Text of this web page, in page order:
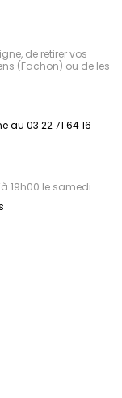
de retirer vos
(Fachon) ou de les
03 22 71 64 16
19h00 le samedi